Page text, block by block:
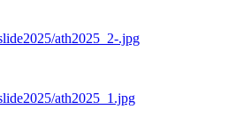
ath2025_2-.jpg
ath2025_1.jpg